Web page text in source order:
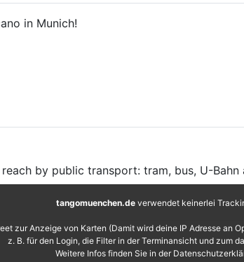
in Munich!
by public transport: tram, bus, U-Bahn
tangomuenchen.de verwendet keinerlei
zur Anzeige von Karten (Damit wird deine IP Adresse an
z. B. für den Login, die Filter in der Terminansicht und zum
Weitere Infos finden Sie in der